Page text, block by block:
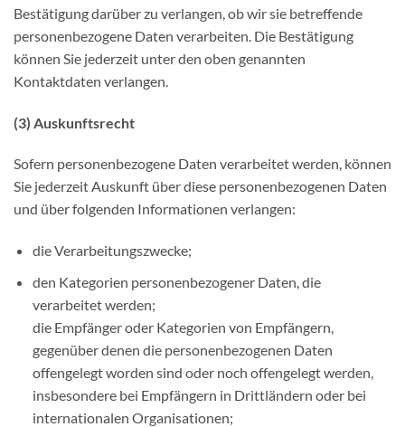
Bestätigung darüber zu verlangen, ob wir sie betreffende
personenbezogene Daten verarbeiten. Die Bestätigung
können Sie jederzeit unter den oben genannten
Kontaktdaten verlangen.
(3) Auskunftsrecht
Sofern personenbezogene Daten verarbeitet werden, können
Sie jederzeit Auskunft über diese personenbezogenen Daten
und über folgenden Informationen verlangen:
die Verarbeitungszwecke;
den Kategorien personenbezogener Daten, die
verarbeitet werden;
die Empfänger oder Kategorien von Empfängern,
gegenüber denen die personenbezogenen Daten
offengelegt worden sind oder noch offengelegt werden,
insbesondere bei Empfängern in Drittländern oder bei
internationalen Organisationen;